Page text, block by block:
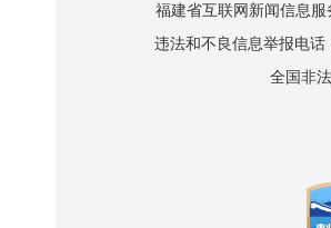
福建省互联网新闻信息
违法和不良信息举报电话
全国非